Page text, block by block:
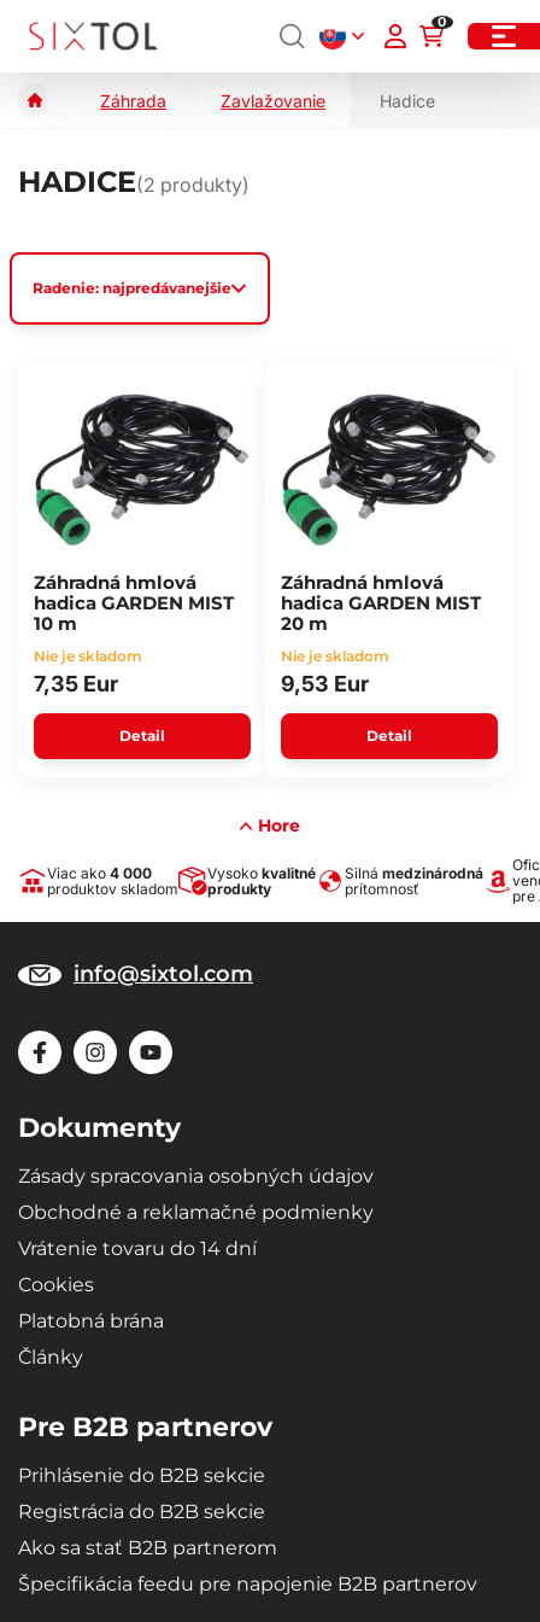
0
Záhrada Zavlažovanie Hadice
HADICE(2 produkty)
Radenie: najpredávanejšie
Záhradná hmlová
hadica GARDEN MIST
10 m
Nie je skladom
7,35 Eur
Detail
Záhradná hmlová
hadica GARDEN MIST
20 m
Nie je skladom
9,53 Eur
Detail
Hore
Viac ako 4 000
produktov skladom
Vysoko kvalitné
produkty
Silná medzinárodná
prítomnosť
pre
info@sixtol.com
Dokumenty
Zásady spracovania osobných údajov
Obchodné a reklamačné podmienky
Vrátenie tovaru do 14 dní
Cookies
Platobná brána
Články
Pre B2B partnerov
Prihlásenie do B2B sekcie
Registrácia do B2B sekcie
Ako sa stať B2B partnerom
Špecifikácia feedu pre napojenie B2B partnerov